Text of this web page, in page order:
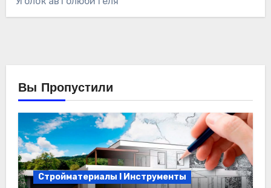
Вы Пропустили
Стройматериалы l Инструменты